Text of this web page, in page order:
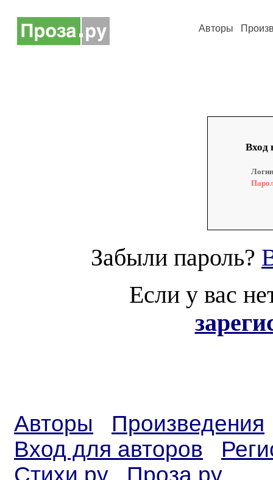
Авторы
Вход
Забыли пароль?
Если у вас
Авторы
Произведения
Вход для авторов